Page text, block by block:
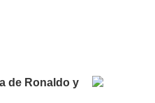
de Ronaldo y